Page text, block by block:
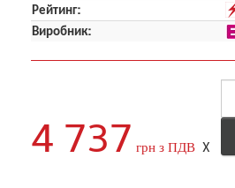
Рейтинг:
Виробник:
4 737 грн з ПДВ X